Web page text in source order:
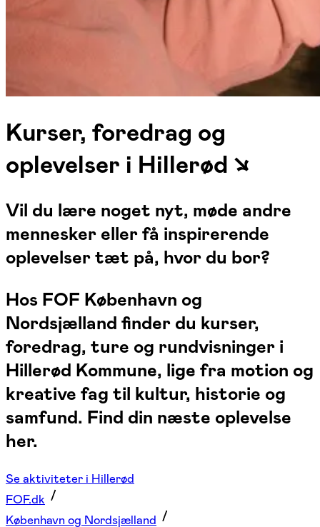
Kurser, foredrag og
oplevelser i Hillerød ↘
Vil du lære noget nyt, møde andre
mennesker eller få inspirerende
oplevelser tæt på, hvor du bor?
Hos FOF København og
Nordsjælland finder du kurser,
foredrag, ture og rundvisninger i
Hillerød Kommune, lige fra motion og
kreative fag til kultur, historie og
samfund. Find din næste oplevelse
her.
Se aktiviteter i Hillerød
FOF.dk
København og Nordsjælland